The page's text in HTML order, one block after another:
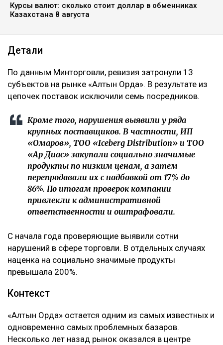
Курсы валют: сколько стоит доллар в обменниках
Казахстана 8 августа
Детали
По данным Минторговли, ревизия затронули 13
субъектов на рынке «Алтын Орда». В результате из
цепочек поставок исключили семь посредников.
Кроме того, нарушения выявили у ряда
крупных поставщиков. В частности, ИП
«Омаров», ТОО «Iceberg Distribution» и ТОО
«Ар Диас» закупали социально значимые
продукты по низким ценам, а затем
перепродавали их с надбавкой от 17% до
86%. По итогам проверок компании
привлекли к административной
ответственности и оштрафовали.
С начала года проверяющие выявили сотни
нарушений в сфере торговли. В отдельных случаях
наценка на социально значимые продукты
превышала 200%.
Контекст
«Алтын Орда» остается одним из самых известных и
одновременно самых проблемных базаров.
Несколько лет назад рынок оказался в центре